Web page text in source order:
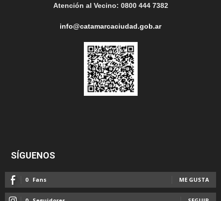
Atención al Vecino: 0800 444 7382
info@catamarcaciudad.gob.ar
SÍGUENOS
0 Fans ME GUSTA